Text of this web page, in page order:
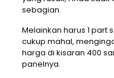
sebagian.
Melainkan harus 1 part
cukup mahal,
harga di kisaran 400
panelnya.